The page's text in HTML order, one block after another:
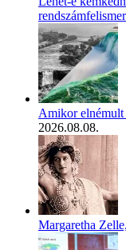
Amikor elnémult
2026.08.08.
Margaretha